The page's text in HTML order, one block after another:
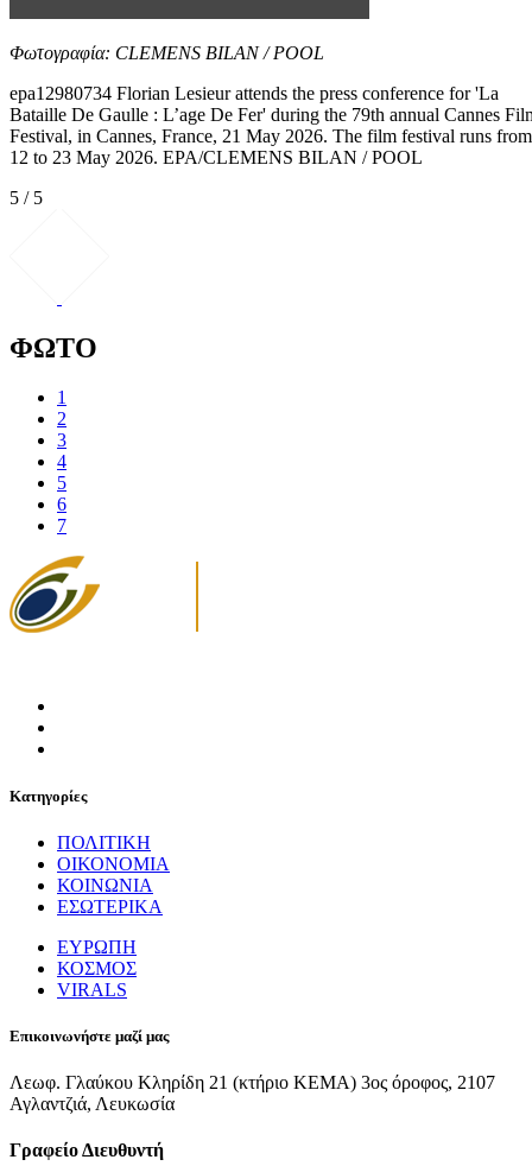
Φωτογραφία: CLEMENS BILAN / POOL
epa12980734 Florian Lesieur attends the press conference for 'La
Bataille De Gaulle : L’age De Fer' during the 79th annual Cannes
Festival, in Cannes, France, 21 May 2026. The film festival runs from
12 to 23 May 2026. EPA/CLEMENS BILAN / POOL
5 / 5
ΦΩΤΟ
1
2
3
4
5
6
7
Κατηγορίες
ΠΟΛΙΤΙΚΗ
ΟΙΚΟΝΟΜΙΑ
ΚΟΙΝΩΝΙΑ
ΕΣΩΤΕΡΙΚΑ
ΕΥΡΩΠΗ
ΚΟΣΜΟΣ
VIRALS
Επικοινωνήστε μαζί μας
Λεωφ. Γλαύκου Κληρίδη 21 (κτήριο ΚΕΜΑ) 3ος όροφος, 2107
Αγλαντζιά, Λευκωσία
Γραφείο Διευθυντή